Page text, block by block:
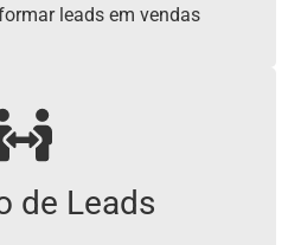
leads em vendas
de Leads